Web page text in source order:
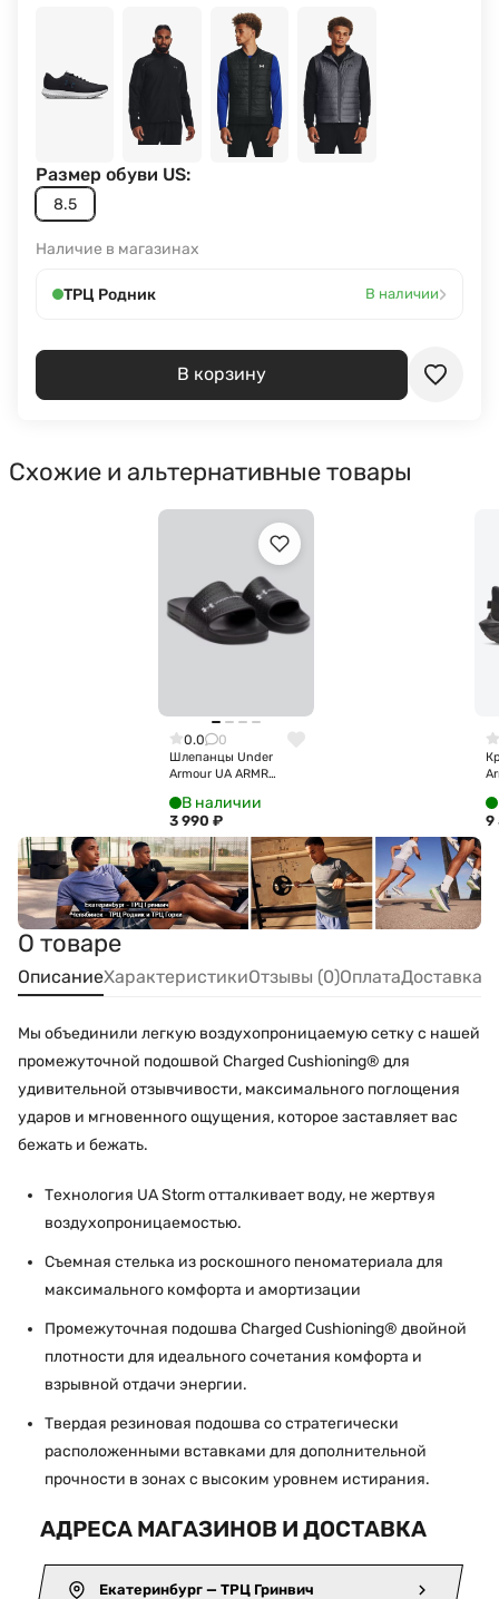
8.5
Размер обуви US:
Наличие в магазинах
ТРЦ Родник В наличии›
В корзину
Схожие и альтернативные товары
0.0 0
Шлепанцы Under
Armour UA ARMR
6007528-001
В наличии
3 990 ₽ 9
О товаре
ОписаниеХарактеристикиОтзывы (0)ОплатаДоставка
Мы объединили легкую воздухопроницаемую сетку с нашей
промежуточной подошвой Charged Cushioning® для
удивительной отзывчивости, максимального поглощения
ударов и мгновенного ощущения, которое заставляет вас
бежать и бежать.
Технология UA Storm отталкивает воду, не жертвуя
воздухопроницаемостью.
Съемная стелька из роскошного пеноматериала для
максимального комфорта и амортизации
Промежуточная подошва Charged Cushioning® двойной
плотности для идеального сочетания комфорта и
взрывной отдачи энергии.
Твердая резиновая подошва со стратегически
расположенными вставками для дополнительной
прочности в зонах с высоким уровнем истирания.
АДРЕСА МАГАЗИНОВ И ДОСТАВКА
Екатеринбург — ТРЦ Гринвич